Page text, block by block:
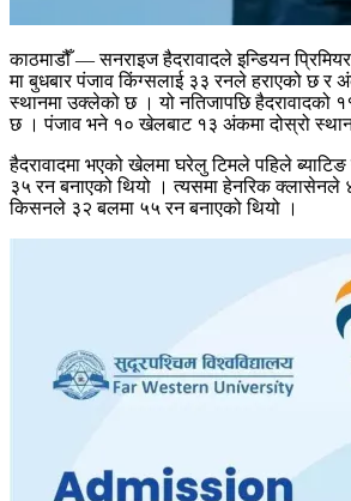
काठमाडौँ — सनराइज हैदरावादले इन्डियन
मा बुधबार पंजाव किंग्सलाई ३३ रनले हराएको छ र
स्थानमा उक्लेको छ । यो नतिजापछि
छ । पंजाव भने १० खेलबाट १३ अंकमा दोस्रो
हैदरावादमा भएको खेलमा घरेलु टिमले पहिले
३५ रन बनाएको थियो । त्यसमा हेनरिक क्लासेनले
किसनले ३२ बलमा ५५ रन बनाएको थियो ।